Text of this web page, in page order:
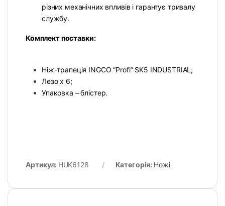
різних механічних впливів і гарантує тривалу
службу.
Комплект поставки:
Ніж-трапеція INGCO “Profi” SK5 INDUSTRIAL;
Лезо х 6;
Упаковка – блістер.
Артикул: HUK6128 Категорія: Ножі